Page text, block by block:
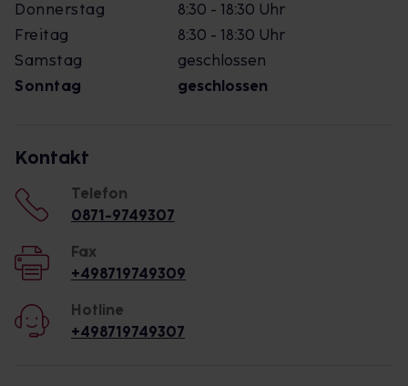
Donnerstag
8:30 - 18:30 Uhr
Freitag
8:30 - 18:30 Uhr
Samstag
geschlossen
Sonntag
geschlossen
Kontakt
Telefon
0871-9749307
Fax
+498719749309
Hotline
+498719749307